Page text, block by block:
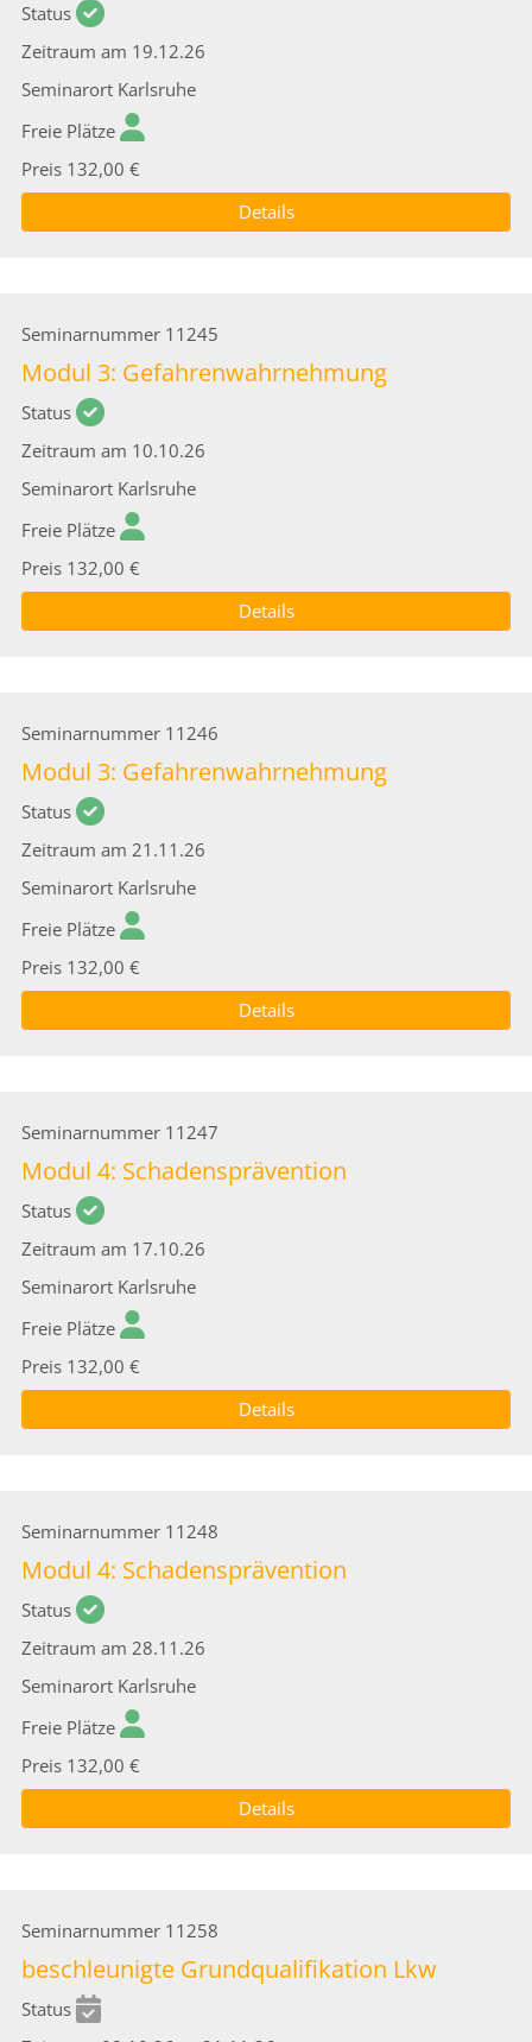
Status
Zeitraum am 19.12.26
Seminarort Karlsruhe
Freie Plätze
Preis 132,00 €
Details
Seminarnummer 11245
Modul 3: Gefahrenwahrnehmung
Status
Zeitraum am 10.10.26
Seminarort Karlsruhe
Freie Plätze
Preis 132,00 €
Details
Seminarnummer 11246
Modul 3: Gefahrenwahrnehmung
Status
Zeitraum am 21.11.26
Seminarort Karlsruhe
Freie Plätze
Preis 132,00 €
Details
Seminarnummer 11247
Modul 4: Schadensprävention
Status
Zeitraum am 17.10.26
Seminarort Karlsruhe
Freie Plätze
Preis 132,00 €
Details
Seminarnummer 11248
Modul 4: Schadensprävention
Status
Zeitraum am 28.11.26
Seminarort Karlsruhe
Freie Plätze
Preis 132,00 €
Details
Seminarnummer 11258
beschleunigte Grundqualifikation Lkw
Status